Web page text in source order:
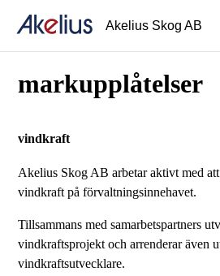
Akelius Skog AB
markupplåtelser
vindkraft
Akelius Skog AB arbetar aktivt med
vindkraft på förvaltningsinnehavet.
Tillsammans med samarbetspartners
vindkraftsprojekt och arrenderar även
vindkraftsutvecklare.